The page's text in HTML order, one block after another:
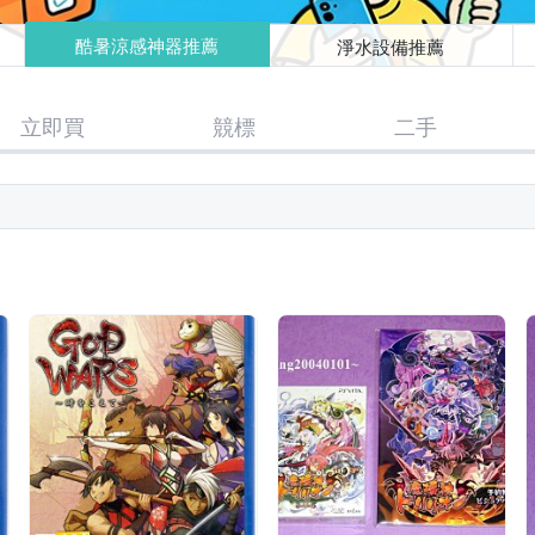
酷暑涼感神器推薦 淨水設備推薦
立即買 競標 二手